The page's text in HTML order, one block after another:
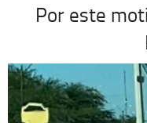
Por este